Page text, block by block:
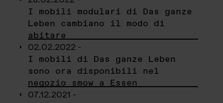
I mobili modulari di Das ganze
Leben cambiano il modo di
abitare
02.02.2022 -
I mobili di Das ganze Leben
sono ora disponibili nel
negozio smow a Essen
07.12.2021 -